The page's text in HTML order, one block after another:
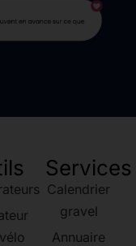
Services
Calendrier
gravel
Annuaire